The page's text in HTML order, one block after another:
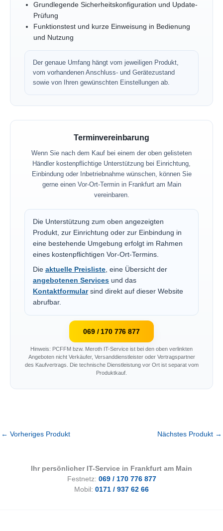
Grundlegende Sicherheitskonfiguration und Update-
Prüfung
Funktionstest und kurze Einweisung in Bedienung
und Nutzung
Der genaue Umfang hängt vom jeweiligen Produkt,
vom vorhandenen Anschluss- und Gerätezustand
sowie von Ihren gewünschten Einstellungen ab.
Terminvereinbarung
Wenn Sie nach dem Kauf bei einem der oben gelisteten
Händler kostenpflichtige Unterstützung bei Einrichtung,
Einbindung oder Inbetriebnahme wünschen, können Sie
gerne einen Vor-Ort-Termin in Frankfurt am Main
vereinbaren.
Die Unterstützung zum oben angezeigten
Produkt, zur Einrichtung oder zur Einbindung in
eine bestehende Umgebung erfolgt im Rahmen
eines kostenpflichtigen Vor-Ort-Termins.
Die aktuelle Preisliste , eine Übersicht der
angebotenen Services und das
Kontaktformularsind direkt auf dieser Website
abrufbar.
069 / 170 776 877
Hinweis: PCFFM bzw. Meroth IT-Service ist bei den oben verlinkten
Angeboten nicht Verkäufer, Versanddienstleister oder Vertragspartner
des Kaufvertrags. Die technische Dienstleistung vor Ort ist separat vom
Produktkauf.
← Vorheriges Produkt Nächstes Produkt →
Ihr persönlicher IT-Service in Frankfurt am Main
Festnetz: 069 / 170 776 877
Mobil: 0171 / 937 62 66